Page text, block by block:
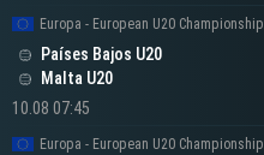
Europa - European U20 Championship
Países Bajos U20
Malta U20
10.08 07:45
Europa - European U20 Championship